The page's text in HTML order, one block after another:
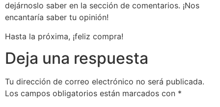
dejárnoslo saber en la sección de comentarios. ¡Nos
encantaría saber tu opinión!
Hasta la próxima, ¡feliz compra!
Deja una respuesta
Tu dirección de correo electrónico no será publicada.
Los campos obligatorios están marcados con *